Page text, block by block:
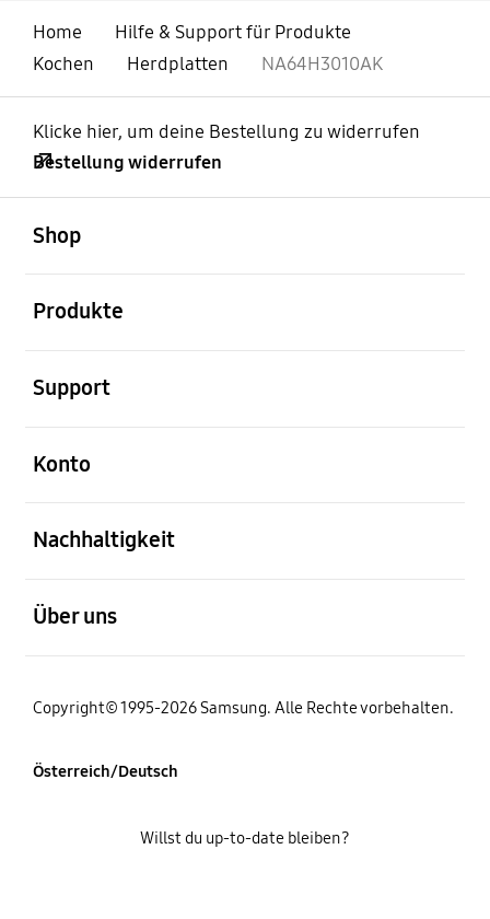
Home
Hilfe & Support für Produkte
Kochen
Herdplatten NA64H3010AK
Klicke hier, um deine Bestellung zu widerrufen
Bestellung widerrufen
Shop
Produkte
Support
Konto
Nachhaltigkeit
Über uns
Copyright© 1995-2026 Samsung. Alle Rechte vorbehalten.
Österreich/Deutsch
Willst du up-to-date bleiben?